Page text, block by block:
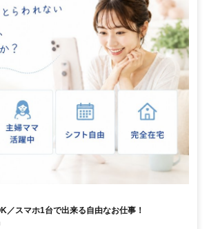
／スマホ1台で出来る自由なお仕事！